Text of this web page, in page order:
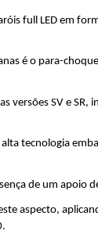
full LED em
é o para-
versões SV e
tecnologia
de um
aspecto,